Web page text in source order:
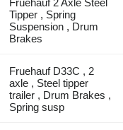
Tipper , Spring
Suspension , Drum
Brakes
Fruehauf D33C , 2
axle , Steel tipper
trailer , Drum Brakes ,
Spring susp